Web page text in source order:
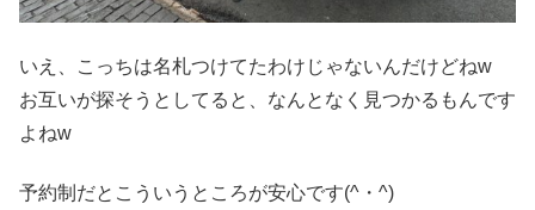
いえ、こっちは名札つけてたわけじゃないんだけどねw
お互いが探そうとしてると、なんとなく見つかるもんです
よねw
予約制だとこういうところが安心です(^・^)